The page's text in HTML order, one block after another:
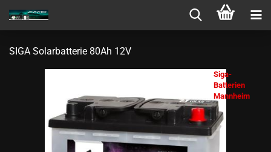
SIGA So­lar­bat­te­rie 80Ah 12V
Siga-
Batterien
Mannheim